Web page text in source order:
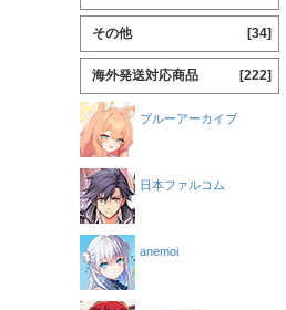
その他 [34]
海外発送対応商品 [222]
ブルーアーカイブ
日本ファルコム
anemoi